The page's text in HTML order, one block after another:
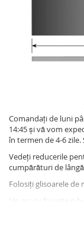
Comandați de luni
14:45 și vă vom
în termen de 4-6
Vedeți reducerile
cumpărături de
Folosiți glisoarele
Un arc cu foi este o
este formată din
împărțit în diferite